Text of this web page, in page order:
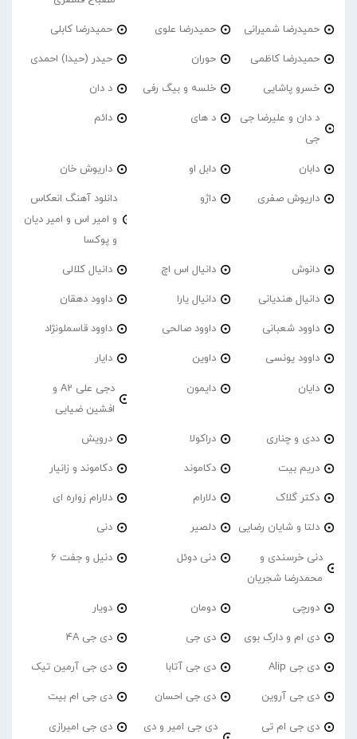
حمیدرضا شمیرانی حمیدرضا علوی حمیدرضا کابلی
حمیدرضا کاظمی حوران حیدر (حیدا) احمدی
خسرو پاشایی خلسه و بیگ رفی د دان
د دان و علیرضا جی
جی
د های دائم
دابان دابل او داریوش خان
داریوش صفری داژو
دانلود آهنگ انعکاس
و امیر اس و امیر دیان
و پوکسا
دانوش دانیال اس اچ دانیال کلالی
دانیال هندیانی دانیال یارا داوود دهقان
داوود شعبانی داوود صالحی داوود قاسملونژاد
داوود یونسی داوین دایار
دایان دایمون
دجی علی A2 و
افشین ضیایی
ددی و چناری دراکولا درویش
دریم بیت دکاموند دکاموند و زانیار
دکتر گلاک دلارام دلارام زواره ای
دلتا و شایان رضایی دلصیر دنی
دنی خرسندی و
محمدرضا شجریان
دنی دوئل دنیل و جفت 6
دورچی دومان دویار
دی ام و دارک بوی دی جی دی جی 4A
دی جی Alip دی جی آتابا دی جی آرمین تیک
دی جی آروین دی جی احسان دی جی ام بیت
دی جی ام تی
دی جی امیر و دی
دی جی امیرازی